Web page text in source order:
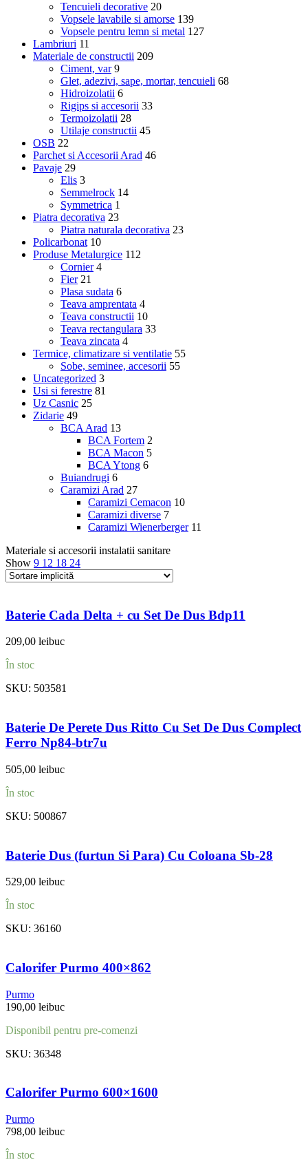
Tencuieli decorative 20
Vopsele lavabile si amorse 139
Vopsele pentru lemn si metal 127
Lambriuri 11
Materiale de constructii 209
Ciment, var 9
Glet, adezivi, sape, mortar, tencuieli 68
Hidroizolatii 6
Rigips si accesorii 33
Termoizolatii 28
Utilaje constructii 45
OSB 22
Parchet si Accesorii Arad 46
Pavaje 29
Elis 3
Semmelrock 14
Symmetrica 1
Piatra decorativa 23
Piatra naturala decorativa 23
Policarbonat 10
Produse Metalurgice 112
Cornier 4
Fier 21
Plasa sudata 6
Teava amprentata 4
Teava constructii 10
Teava rectangulara 33
Teava zincata 4
Termice, climatizare si ventilatie 55
Sobe, seminee, accesorii 55
Uncategorized 3
Usi si ferestre 81
Uz Casnic 25
Zidarie 49
BCA Arad 13
BCA Fortem 2
BCA Macon 5
BCA Ytong 6
Buiandrugi 6
Caramizi Arad 27
Caramizi Cemacon 10
Caramizi diverse 7
Caramizi Wienerberger 11
Materiale si accesorii instalatii sanitare
Show 9 12 18 24
Baterie Cada Delta + cu Set De Dus Bdp11
209,00 leibuc
În stoc
SKU: 503581
Baterie De Perete Dus Ritto Cu Set De Dus Complect
Ferro Np84-btr7u
505,00 leibuc
În stoc
SKU: 500867
Baterie Dus (furtun Si Para) Cu Coloana Sb-28
529,00 leibuc
În stoc
SKU: 36160
Calorifer Purmo 400×862
Purmo
190,00 leibuc
Disponibil pentru pre-comenzi
SKU: 36348
Calorifer Purmo 600×1600
Purmo
798,00 leibuc
În stoc